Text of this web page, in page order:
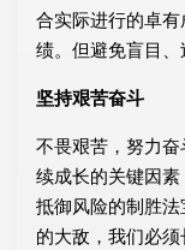
合实际进行的卓
绩。但避免盲目、
坚持艰苦奋斗
不畏艰苦，努力
续成长的关键因素
抵御风险的制胜
的大敌，我们必须